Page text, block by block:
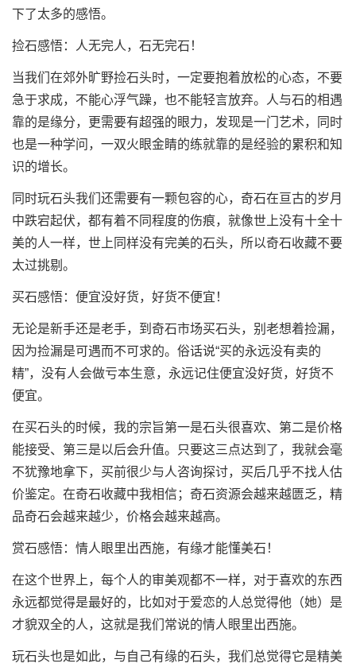
下了太多的感悟。
捡石感悟：人无完人，石无完石！
当我们在郊外旷野捡石头时，一定要抱着放松的心态，不要
急于求成，不能心浮气躁，也不能轻言放弃。人与石的相遇
靠的是缘分，更需要有超强的眼力，发现是一门艺术，同时
也是一种学问，一双火眼金睛的练就靠的是经验的累积和知
识的增长。
同时玩石头我们还需要有一颗包容的心，奇石在亘古的岁月
中跌宕起伏，都有着不同程度的伤痕，就像世上没有十全十
美的人一样，世上同样没有完美的石头，所以奇石收藏不要
太过挑剔。
买石感悟：便宜没好货，好货不便宜！
无论是新手还是老手，到奇石市场买石头，别老想着捡漏，
因为捡漏是可遇而不可求的。俗话说“买的永远没有卖的
精”，没有人会做亏本生意，永远记住便宜没好货，好货不
便宜。
在买石头的时候，我的宗旨第一是石头很喜欢、第二是价格
能接受、第三是以后会升值。只要这三点达到了，我就会毫
不犹豫地拿下，买前很少与人咨询探讨，买后几乎不找人估
价鉴定。在奇石收藏中我相信；奇石资源会越来越匮乏，精
品奇石会越来越少，价格会越来越高。
赏石感悟：情人眼里出西施，有缘才能懂美石！
在这个世界上，每个人的审美观都不一样，对于喜欢的东西
永远都觉得是最好的，比如对于爱恋的人总觉得他（她）是
才貌双全的人，这就是我们常说的情人眼里出西施。
玩石头也是如此，与自己有缘的石头，我们总觉得它是精美